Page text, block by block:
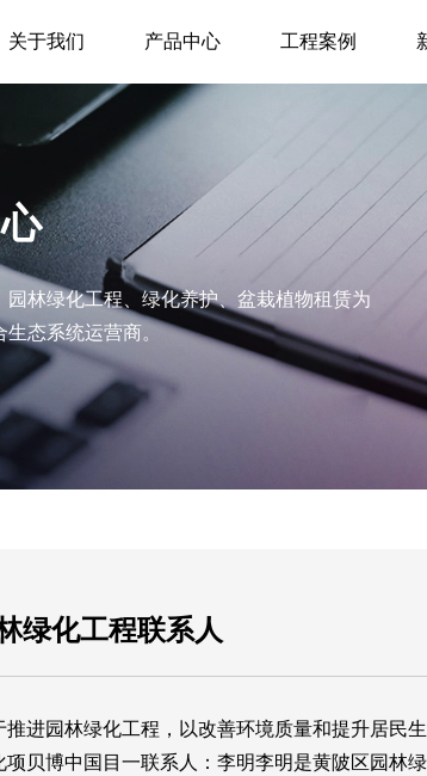
关于我们 产品中心 工程案例
林绿化工程、绿化养护、盆栽植物租赁为
态系统运营商。
绿化工程联系人
进园林绿化工程，以改善环境质量和提升居民
项 贝博中国 目一联系人：李明李明是黄陂区园林